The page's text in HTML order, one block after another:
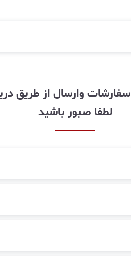
لطفا صبور باشید